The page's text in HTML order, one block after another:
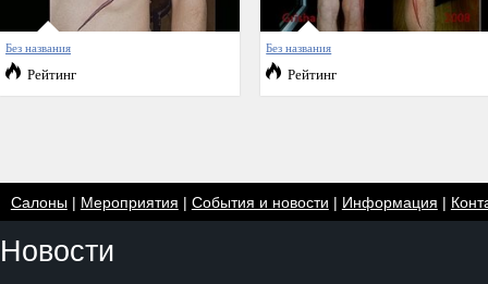
Без названия
Рейтинг
Без названия
Рейтинг
Салоны| Мероприятия | События и новости | Информация |
Новости